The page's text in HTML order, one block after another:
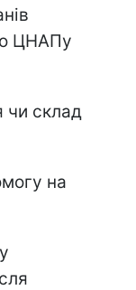
ЦНАПу
чи склад
на